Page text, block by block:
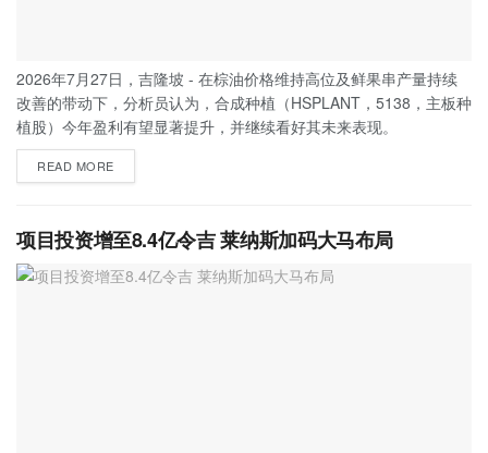
2026年7月27日，吉隆坡 - 在棕油价格维持高位及鲜果串产量持续
改善的带动下，分析员认为，合成种植（HSPLANT，5138，主板种
植股）今年盈利有望显著提升，并继续看好其未来表现。
READ MORE
项目投资增至8.4亿令吉 莱纳斯加码大马布局